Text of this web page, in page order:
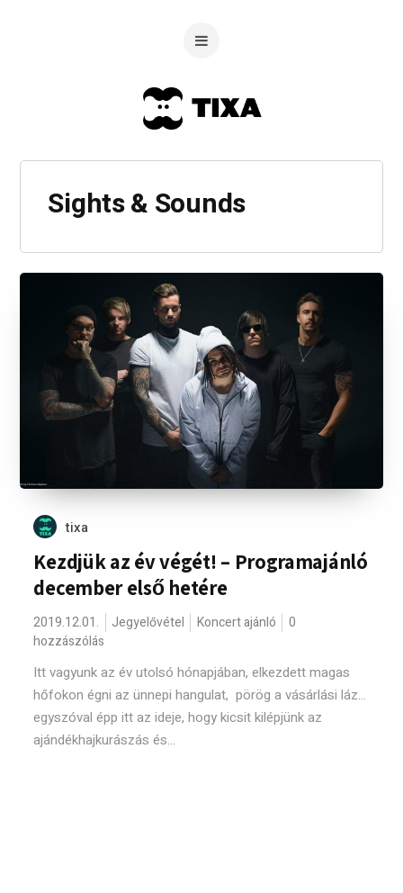
Sights & Sounds
tixa
Kezdjük az év végét! – Programajánló
december első hetére
2019.12.01. Jegyelővétel Koncert ajánló
0
hozzászólás
Itt vagyunk az év utolsó hónapjában, elkezdett magas
hőfokon égni az ünnepi hangulat, pörög a vásárlási láz...
egyszóval épp itt az ideje, hogy kicsit kilépjünk az
ajándékhajkurászás és...